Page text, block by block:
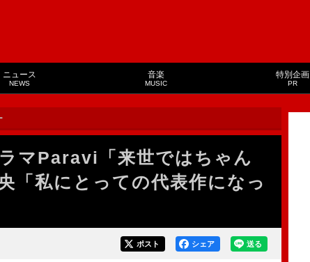
ニュース
NEWS
音楽
MUSIC
特別企画
PR
マParavi「来世ではちゃん
「私にとっての代表作になっ
送る
シェア
ポスト